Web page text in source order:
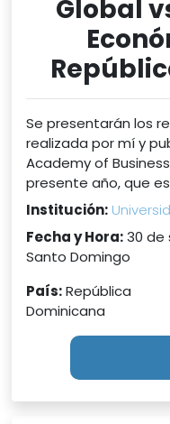
Global
Se presentarán los
realizada por mí y
Academy of
presente año, que
Institución:
Fecha y Hora:30 de
Santo Domingo
País:República
Dominicana